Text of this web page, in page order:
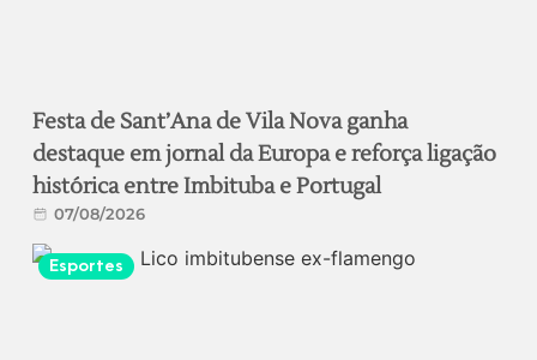
Festa de Sant’Ana de Vila Nova ganha
destaque em jornal da Europa e reforça ligação
histórica entre Imbituba e Portugal
07/08/2026
Esportes